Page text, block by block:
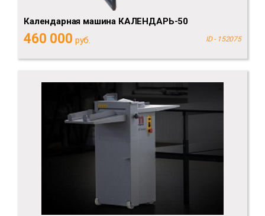
Календарная машина КАЛЕНДАРЬ-50
460 000 руб. ID - 152075